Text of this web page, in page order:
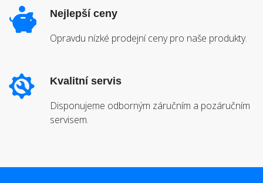
Nejlepší ceny
Opravdu nízké prodejní ceny pro naše produkty.
Kvalitní servis
Disponujeme odborným záručním a pozáručním
servisem.